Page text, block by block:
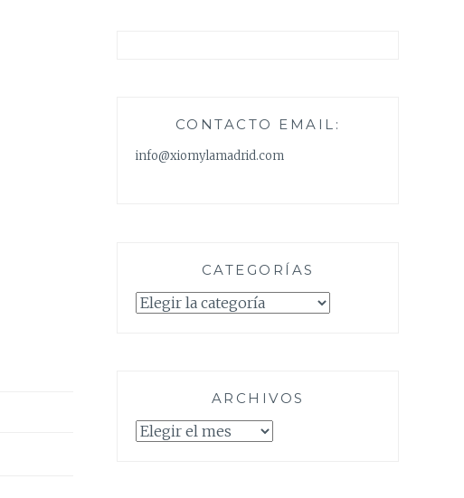
CONTACTO EMAIL:
info@xiomylamadrid.com
CATEGORÍAS
Categorías
ARCHIVOS
Archivos